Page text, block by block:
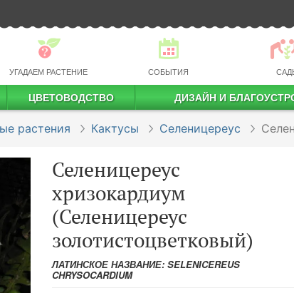
УГАДАЕМ РАСТЕНИЕ СОБЫТИЯ
ЦВЕТОВОДСТВО ДИЗАЙН И
растения Кактусы Селеницереус
Селеницереус
хризокардиум
(Селеницереус
золотистоцветковый)
ЛАТИНСКОЕ НАЗВАНИЕ: SELENICEREUS
CHRYSOCARDIUM